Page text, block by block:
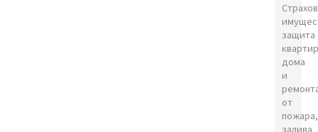
защита
дома
и
от
пожара,
залива